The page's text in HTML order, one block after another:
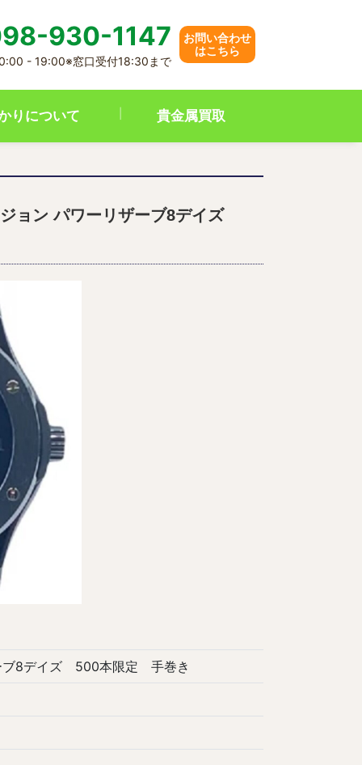
930-1147
- 19:00※窓口受付18:30まで
お問い合わせ
はこちら
りについて 貴金属買取
ョン パワーリザーブ8デイズ
ブ8デイズ 500本限定 手巻き